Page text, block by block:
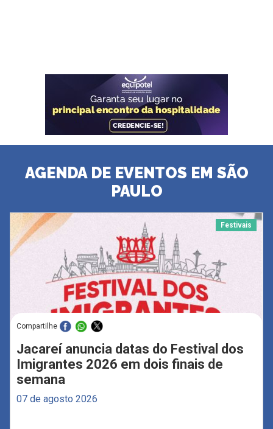
AGENDA DE EVENTOS EM SÃO
PAULO
Festivais
Compartilhe
Jacareí anuncia datas do Festival dos
Imigrantes 2026 em dois finais de
semana
07 de agosto 2026